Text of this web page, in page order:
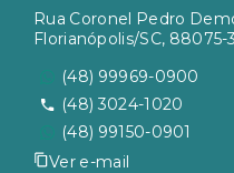
Rua Coronel Pedro
Florianópolis/SC, 88075-
(48) 99969-0900
(48) 3024-1020
(48) 99150-0901
Ver e-mail